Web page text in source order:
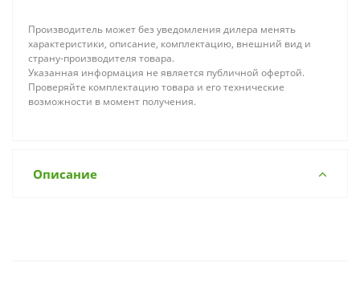
Производитель может без уведомления дилера менять
характеристики, описание, комплектацию, внешний вид и
страну-производителя товара.
Указанная информация не является публичной офертой.
Проверяйте комплектацию товара и его технические
возможности в момент получения.
Описание